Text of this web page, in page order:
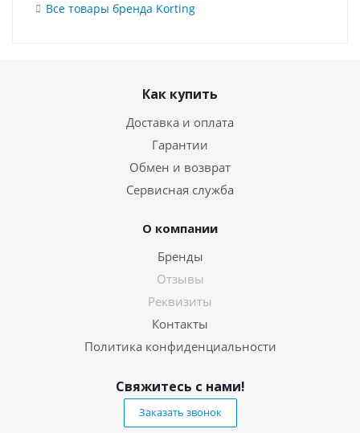
Все товары бренда Korting
Как купить
Доставка и оплата
Гарантии
Обмен и возврат
Сервисная служба
О компании
Бренды
Отзывы
Реквизиты
Контакты
Политика конфиденциальности
Свяжитесь с нами!
Заказать звонок